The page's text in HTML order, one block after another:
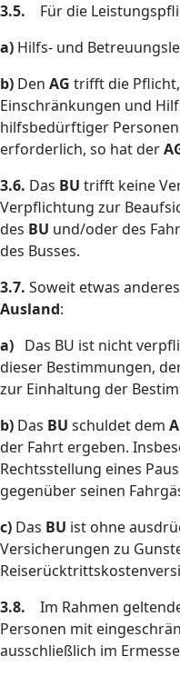
3.5.
Für die
a) Hilfs- und
b) Den AG trifft die
Einschränkungen und
hilfsbedürftiger
erforderlich, so hat der
3.6. Das BU trifft keine
Verpflichtung zur
des BU und/oder des
des Busses.
3.7. Soweit etwas
Ausland:
a) Das BU ist nicht
dieser Bestimmungen,
zur Einhaltung der
b) Das BU schuldet dem
der Fahrt ergeben.
Rechtsstellung eines
gegenüber seinen
c) Das BU ist ohne
Versicherungen zu
3.8.
Im Rahmen
Personen mit
ausschließlich im